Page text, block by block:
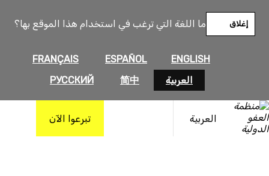
ما اللغة التي ترغب في استخدام هذا الموقع بها؟
ENGLISH
ESPAÑOL
FRANÇAIS
العربية
简中
РУССКИЙ
إغلاق
العربية تبرعوا الآن